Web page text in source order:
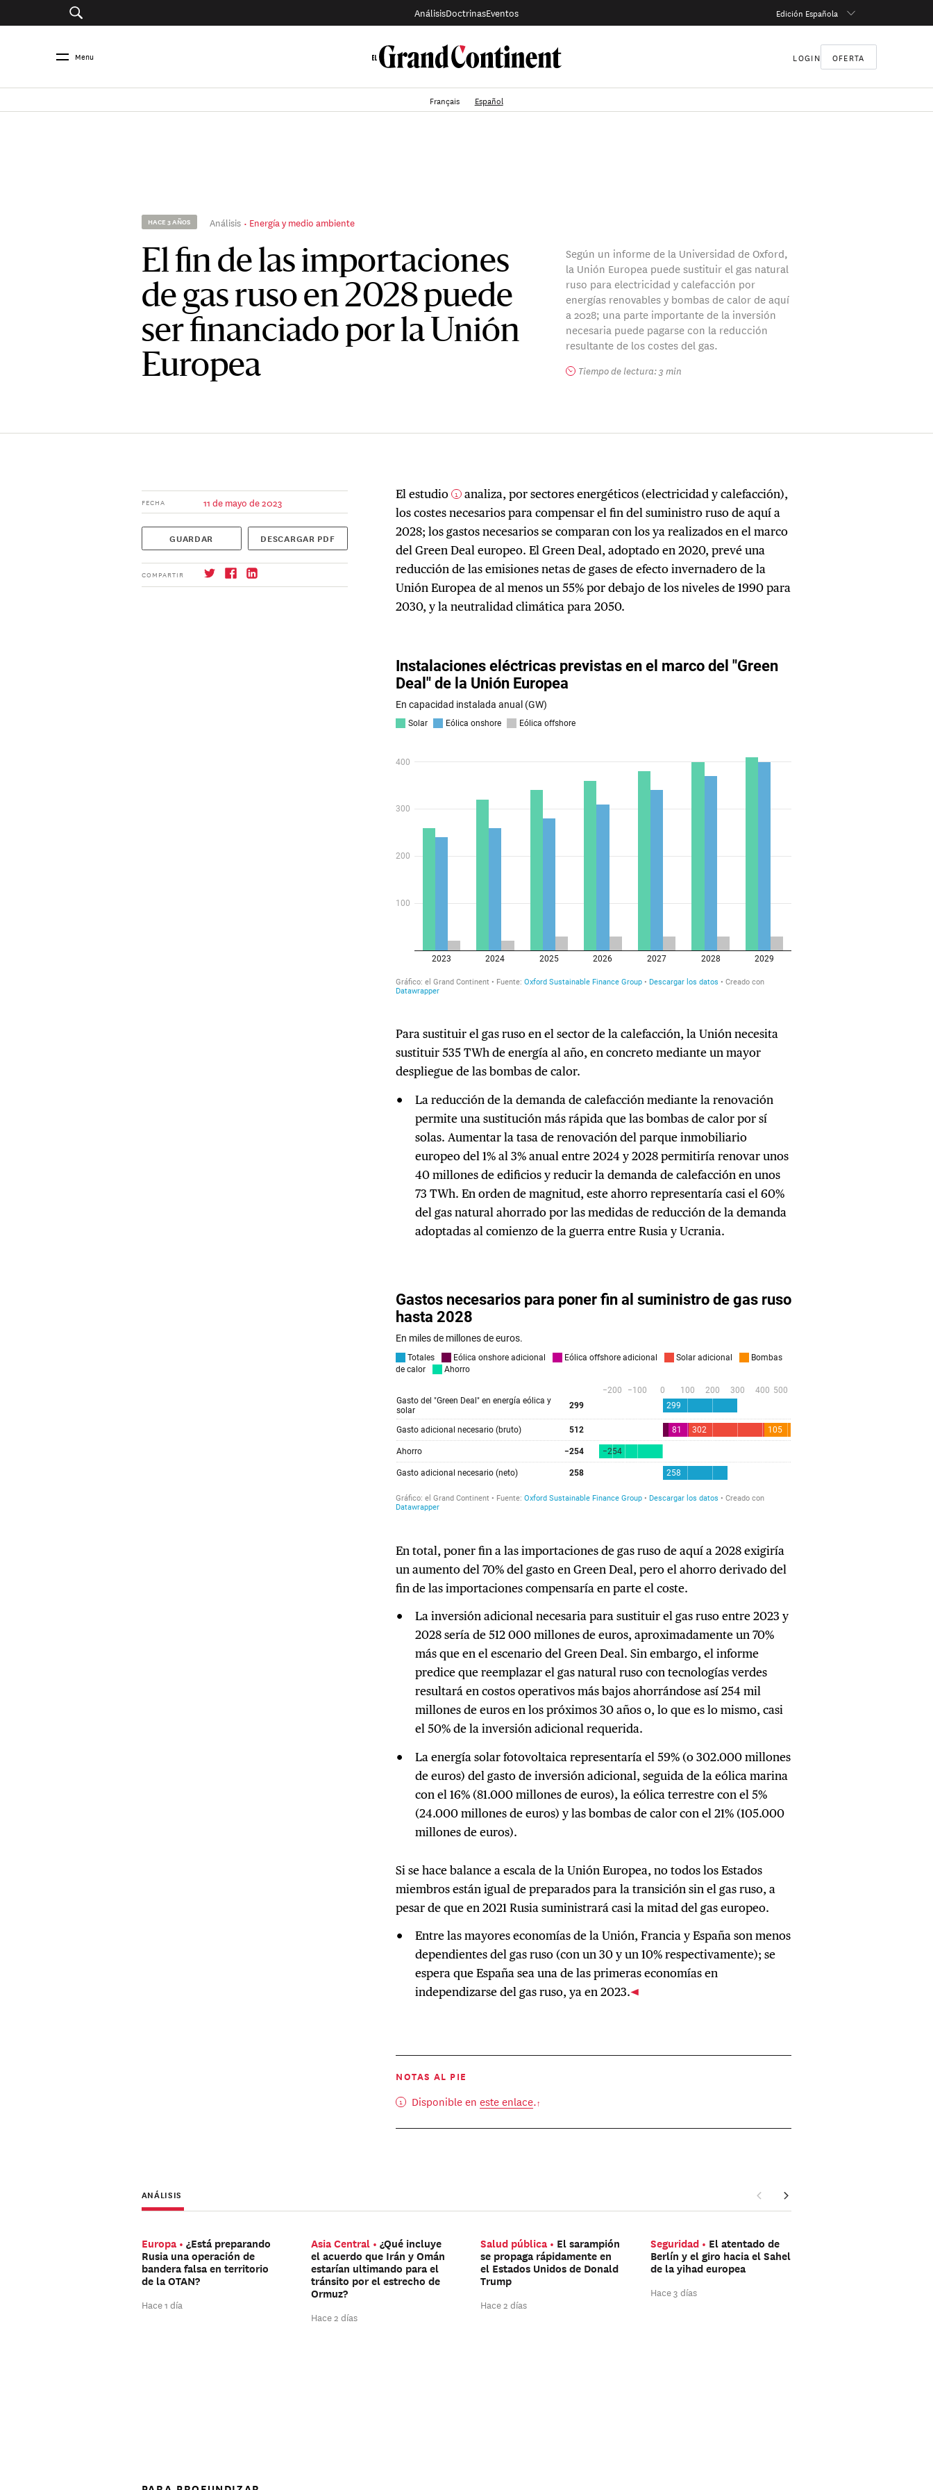
AnálisisDoctrinasEventos Edición Española
Menu LOGIN OFERTA
Français Español
HACE 3 AÑOS Análisis Energía y medio ambiente
El fin de las importaciones
de gas ruso en 2028 puede
ser financiado por la Unión
Europea
Según un informe de la Universidad de Oxford,
la Unión Europea puede sustituir el gas natural
ruso para electricidad y calefacción por
energías renovables y bombas de calor de aquí
a 2028; una parte importante de la inversión
necesaria puede pagarse con la reducción
resultante de los costes del gas.
Tiempo de lectura: 3 min
FECHA 11 de mayo de 2023
GUARDAR DESCARGAR PDF
COMPARTIR
El estudio 1 analiza, por sectores energéticos (electricidad y calefacción),
los costes necesarios para compensar el fin del suministro ruso de aquí a
2028; los gastos necesarios se comparan con los ya realizados en el marco
del Green Deal europeo. El Green Deal, adoptado en 2020, prevé una
reducción de las emisiones netas de gases de efecto invernadero de la
Unión Europea de al menos un 55% por debajo de los niveles de 1990 para
2030, y la neutralidad climática para 2050.
Para sustituir el gas ruso en el sector de la calefacción, la Unión necesita
sustituir 535 TWh de energía al año, en concreto mediante un mayor
despliegue de las bombas de calor.
La reducción de la demanda de calefacción mediante la renovación
permite una sustitución más rápida que las bombas de calor por sí
solas. Aumentar la tasa de renovación del parque inmobiliario
europeo del 1% al 3% anual entre 2024 y 2028 permitiría renovar unos
40 millones de edificios y reducir la demanda de calefacción en unos
73 TWh. En orden de magnitud, este ahorro representaría casi el 60%
del gas natural ahorrado por las medidas de reducción de la demanda
adoptadas al comienzo de la guerra entre Rusia y Ucrania.
En total, poner fin a las importaciones de gas ruso de aquí a 2028 exigiría
un aumento del 70% del gasto en Green Deal, pero el ahorro derivado del
fin de las importaciones compensaría en parte el coste.
La inversión adicional necesaria para sustituir el gas ruso entre 2023 y
2028 sería de 512 000 millones de euros, aproximadamente un 70%
más que en el escenario del Green Deal. Sin embargo, el informe
predice que reemplazar el gas natural ruso con tecnologías verdes
resultará en costos operativos más bajos ahorrándose así 254 mil
millones de euros en los próximos 30 años o, lo que es lo mismo, casi
el 50% de la inversión adicional requerida.
La energía solar fotovoltaica representaría el 59% (o 302.000 millones
de euros) del gasto de inversión adicional, seguida de la eólica marina
con el 16% (81.000 millones de euros), la eólica terrestre con el 5%
(24.000 millones de euros) y las bombas de calor con el 21% (105.000
millones de euros).
Si se hace balance a escala de la Unión Europea, no todos los Estados
miembros están igual de preparados para la transición sin el gas ruso, a
pesar de que en 2021 Rusia suministrará casi la mitad del gas europeo.
Entre las mayores economías de la Unión, Francia y España son menos
dependientes del gas ruso (con un 30 y un 10% respectivamente); se
espera que España sea una de las primeras economías en
independizarse del gas ruso, ya en 2023.
NOTAS AL PIE
Disponible eneste enlace.
ANÁLISIS
Europa
¿Está preparando
Rusia una operación de
bandera falsa en territorio
de la OTAN?
Hace 1 día
Asia Central
¿Qué incluye
el acuerdo que Irán y Omán
estarían ultimando para el
tránsito por el estrecho de
Ormuz?
Hace 2 días
Salud pública
El sarampión
se propaga rápidamente en
el Estados Unidos de Donald
Trump
Hace 2 días
Seguridad
El atentado de
Berlín y el giro hacia el Sahel
de la yihad europea
Hace 3 días